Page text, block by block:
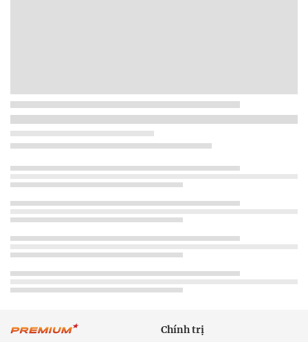
Chính trị